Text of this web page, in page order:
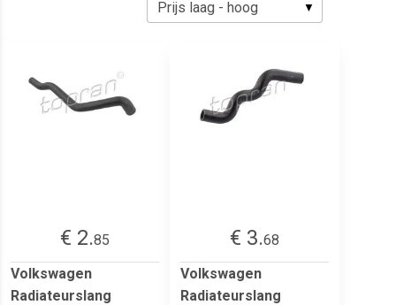
€ 2.85
Volkswagen
Radiateurslang
€ 3.68
Volkswagen
Radiateurslang